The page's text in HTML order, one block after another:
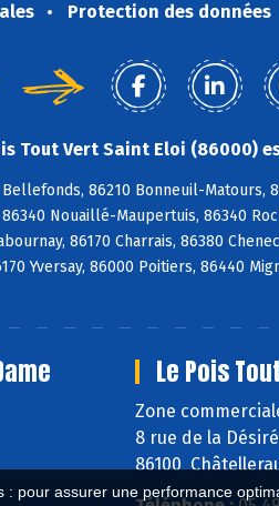
pour assurer une performance
Protection des données
Tout Vert Saint Eloi (86000)
86210 Bonneuil-Matours,
Nouaillé-Maupertuis, 86340
86170 Charrais, 86380
Yversay, 86000 Poitiers, 86440
Le Pois
Zone
8 rue de la
86100